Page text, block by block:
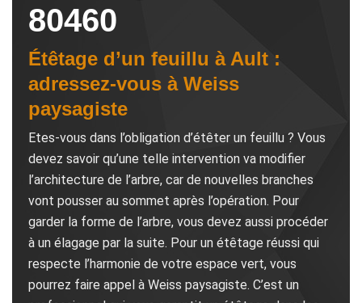
80460
Étêtage d’un feuillu à Ault :
adressez-vous à Weiss
paysagiste
Etes-vous dans l’obligation d’étêter un feuillu ? Vous
devez savoir qu’une telle intervention va modifier
l’architecture de l’arbre, car de nouvelles branches
vont pousser au sommet après l’opération. Pour
garder la forme de l’arbre, vous devez aussi procéder
à un élagage par la suite. Pour un étêtage réussi qui
respecte l’harmonie de votre espace vert, vous
pourrez faire appel à Weiss paysagiste. C’est un